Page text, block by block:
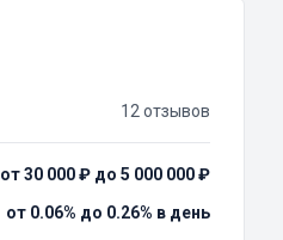
12 отзывов
от 30 000 ₽ до 5 000 000 ₽
от 0.06% до 0.26% в день